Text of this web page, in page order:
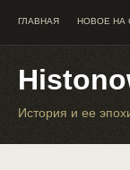
ГЛАВНАЯ НОВОЕ НА
История и ее